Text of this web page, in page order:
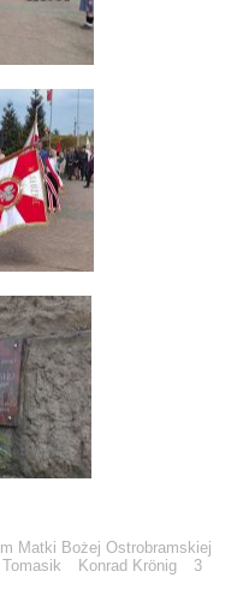
Matki Bożej Ostrobramskiej
Konrad Krönig
3